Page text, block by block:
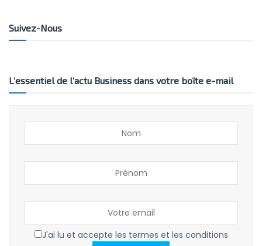
L’essentiel de l’actu Business dans votre boîte e-mail